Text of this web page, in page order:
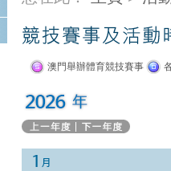
澳門舉辦體育競技賽事